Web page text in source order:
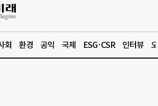
회 환경 공익 국제 ESG·CSR 인터뷰